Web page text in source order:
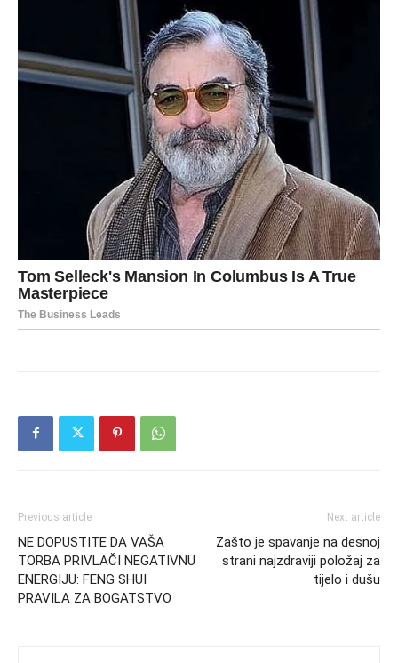
Previous article
NE DOPUSTITE DA VAŠA
TORBA PRIVLAČI NEGATIVNU
ENERGIJU: FENG SHUI
PRAVILA ZA BOGATSTVO
Next article
Zašto je spavanje na desnoj
strani najzdraviji položaj za
tijelo i dušu